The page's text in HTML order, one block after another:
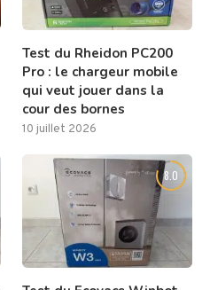
Test du Rheidon PC200
Pro : le chargeur mobile
qui veut jouer dans la
cour des bornes
10 juillet 2026
8.0